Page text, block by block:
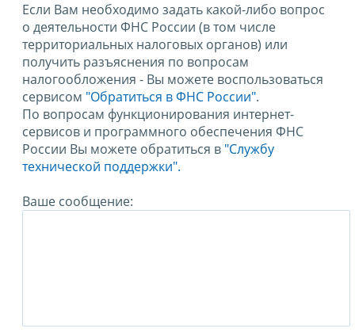
Если Вам необходимо задать какой-либо вопрос
о деятельности ФНС России (в том числе
территориальных налоговых органов) или
получить разъяснения по вопросам
налогообложения - Вы можете воспользоваться
сервисом "Обратиться в ФНС России".
По вопросам функционирования интернет-
сервисов и программного обеспечения ФНС
России Вы можете обратиться в "Службу
технической поддержки".
Ваше сообщение: